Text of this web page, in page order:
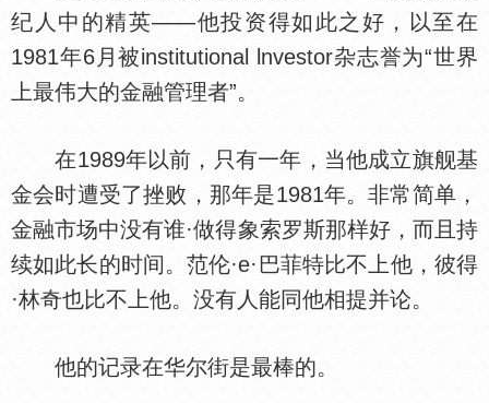
纪人中的精英——他投资得如此之好，以至在
1981年6月被institutional lnvestor杂志誉为“世界
上最伟大的金融管理者”。
在1989年以前，只有一年，当他成立旗舰基
金会时遭受了挫败，那年是1981年。非常简单，
金融市场中没有谁·做得象索罗斯那样好，而且持
续如此长的时间。范伦·e·巴菲特比不上他，彼得
·林奇也比不上他。没有人能同他相提并论。
他的记录在华尔街是最棒的。